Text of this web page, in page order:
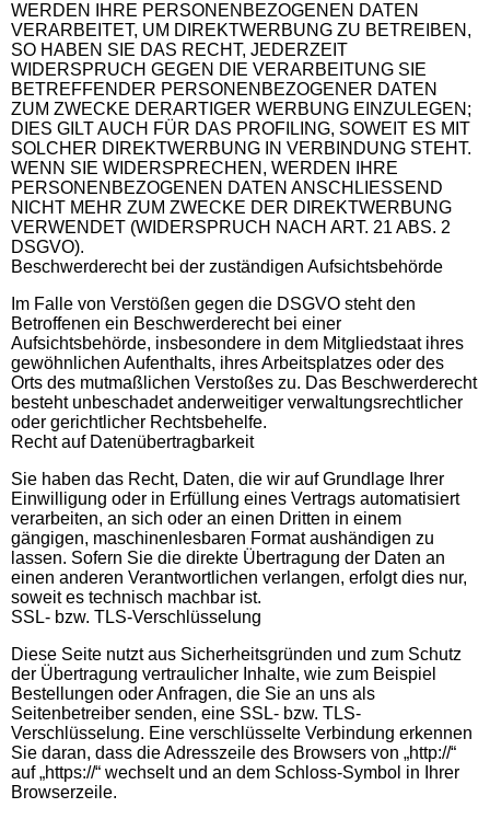
WERDEN IHRE PERSONENBEZOGENEN DATEN
VERARBEITET, UM DIREKTWERBUNG ZU BETREIBEN,
SO HABEN SIE DAS RECHT, JEDERZEIT
WIDERSPRUCH GEGEN DIE VERARBEITUNG SIE
BETREFFENDER PERSONENBEZOGENER DATEN
ZUM ZWECKE DERARTIGER WERBUNG EINZULEGEN;
DIES GILT AUCH FÜR DAS PROFILING, SOWEIT ES MIT
SOLCHER DIREKTWERBUNG IN VERBINDUNG STEHT.
WENN SIE WIDERSPRECHEN, WERDEN IHRE
PERSONENBEZOGENEN DATEN ANSCHLIESSEND
NICHT MEHR ZUM ZWECKE DER DIREKTWERBUNG
VERWENDET (WIDERSPRUCH NACH ART. 21 ABS. 2
DSGVO).
Beschwerderecht bei der zuständigen Aufsichtsbehörde
Im Falle von Verstößen gegen die DSGVO steht den
Betroffenen ein Beschwerderecht bei einer
Aufsichtsbehörde, insbesondere in dem Mitgliedstaat ihres
gewöhnlichen Aufenthalts, ihres Arbeitsplatzes oder des
Orts des mutmaßlichen Verstoßes zu. Das Beschwerderecht
besteht unbeschadet anderweitiger verwaltungsrechtlicher
oder gerichtlicher Rechtsbehelfe.
Recht auf Datenübertragbarkeit
Sie haben das Recht, Daten, die wir auf Grundlage Ihrer
Einwilligung oder in Erfüllung eines Vertrags automatisiert
verarbeiten, an sich oder an einen Dritten in einem
gängigen, maschinenlesbaren Format aushändigen zu
lassen. Sofern Sie die direkte Übertragung der Daten an
einen anderen Verantwortlichen verlangen, erfolgt dies nur,
soweit es technisch machbar ist.
SSL- bzw. TLS-Verschlüsselung
Diese Seite nutzt aus Sicherheitsgründen und zum Schutz
der Übertragung vertraulicher Inhalte, wie zum Beispiel
Bestellungen oder Anfragen, die Sie an uns als
Seitenbetreiber senden, eine SSL- bzw. TLS-
Verschlüsselung. Eine verschlüsselte Verbindung erkennen
Sie daran, dass die Adresszeile des Browsers von „http://“
auf „https://“ wechselt und an dem Schloss-Symbol in Ihrer
Browserzeile.